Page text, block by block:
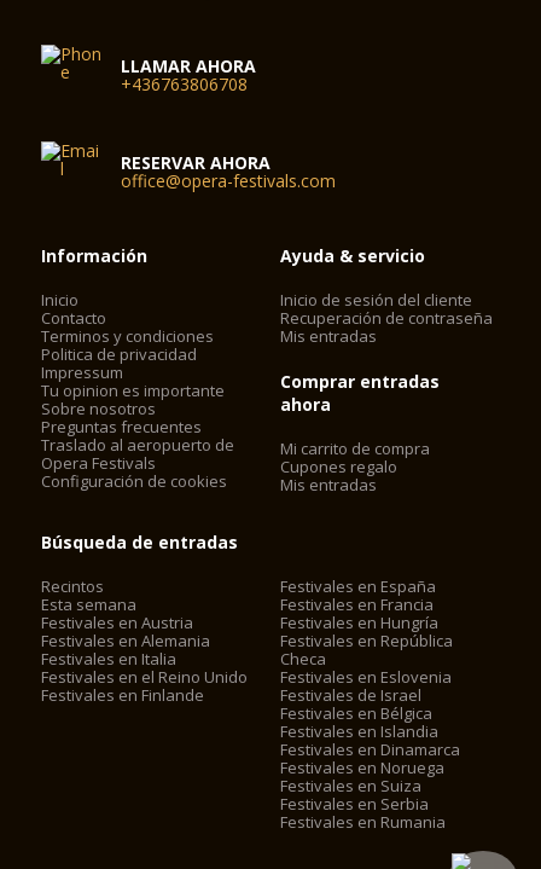
LLAMAR AHORA
+436763806708
RESERVAR AHORA
office@opera-festivals.com
Información
Inicio
Contacto
Terminos y condiciones
Politica de privacidad
Impressum
Tu opinion es importante
Sobre nosotros
Preguntas frecuentes
Traslado al aeropuerto de
Opera Festivals
Configuración de cookies
Ayuda & servicio
Inicio de sesión del cliente
Recuperación de contraseña
Mis entradas
Comprar entradas
ahora
Mi carrito de compra
Cupones regalo
Mis entradas
Búsqueda de entradas
Recintos
Esta semana
Festivales en Austria
Festivales en Alemania
Festivales en Italia
Festivales en el Reino Unido
Festivales en Finlande
Festivales en España
Festivales en Francia
Festivales en Hungría
Festivales en República
Checa
Festivales en Eslovenia
Festivales de Israel
Festivales en Bélgica
Festivales en Islandia
Festivales en Dinamarca
Festivales en Noruega
Festivales en Suiza
Festivales en Serbia
Festivales en Rumania